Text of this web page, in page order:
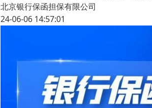
北京银行保函担保有限公司
24-06-06 14:57:01